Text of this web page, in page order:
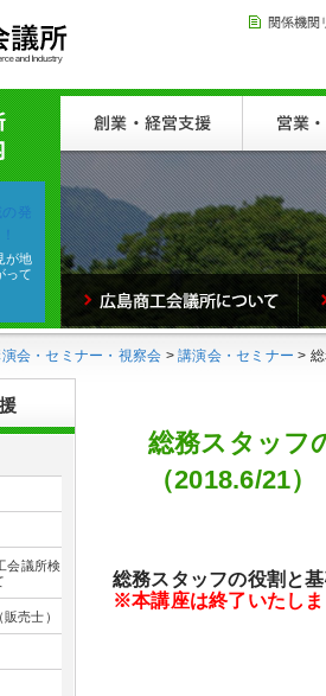
が地
って
会・セミナー・視察会 >講演会・セミナー >
総務スタッフ
（2018.6/21）
総務スタッフの役割と
※本講座は終了いたし
会議所検
売士）